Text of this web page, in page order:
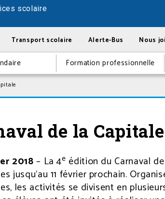
scolaire
Transport scolaire Alerte-Bus Nous
Formation professionnelle
de la Capitale
2018– La 4e édition du Carnaval
jusqu’au 11 février prochain.
les activités se divisent en